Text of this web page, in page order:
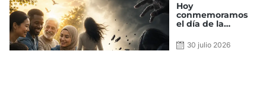
Hoy
conmemoramos
el día de la
trata de personas
30 julio 2026